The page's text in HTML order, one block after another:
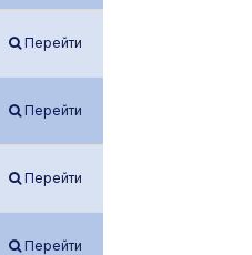
Перейти
Перейти
Перейти
Перейти